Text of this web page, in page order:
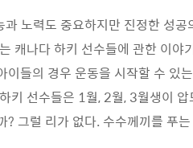
노력도 중요하지만 진정한 성공
캐나다 하키 선수들에 관한 이야
들의 경우 운동을 시작할 수 있
키 선수들은 1월, 2월, 3월생이
그럴 리가 없다. 수수께끼를 푸